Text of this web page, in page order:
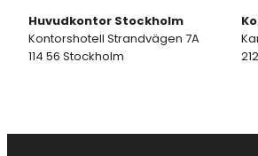
Huvudkontor Stockholm
Kontorshotell Strandvägen 7A
114 56 Stockholm